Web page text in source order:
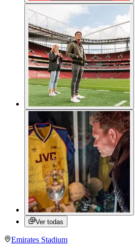
Ver todas
Emirates Stadium